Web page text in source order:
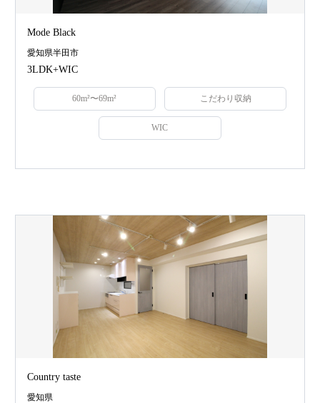
Mode Black
愛知県半田市
3LDK+WIC
60m²〜69m² こだわり収納
WIC
Country taste
愛知県